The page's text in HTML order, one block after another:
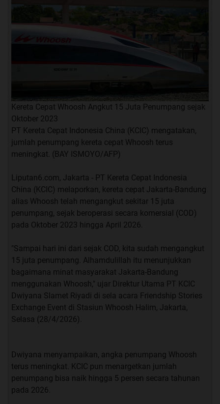
Kereta Cepat Whoosh Angkut 15 Juta Penumpang sejak
Oktober 2023
PT Kereta Cepat Indonesia China (KCIC) mengatakan,
jumlah penumpang kereta cepat Whoosh terus
meningkat. (BAY ISMOYO/AFP)
Liputan6.com, Jakarta - PT Kereta Cepat Indonesia
China (KCIC) melaporkan, kereta cepat Jakarta-Bandung
alias Whoosh telah mengangkut sekitar 15 juta
penumpang, sejak beroperasi secara komersial (COD)
pada Oktober 2023 hingga April 2026.
"Sampai hari ini dari sejak COD, kita sudah mengangkut
15 juta penumpang. Alhamdulillah itu menunjukkan
bagaimana minat masyarakat Jakarta-Bandung
menggunakan Whoosh," ujar Direktur Utama PT KCIC
Dwiyana Slamet Riyadi di sela acara Friendship Stories
Exchange Event di Stasiun Whoosh Halim, Jakarta,
Selasa (28/4/2026).
Dwiyana menyampaikan, angka penumpang Whoosh
terus meningkat. KCIC pun menargetkan jumlah
penumpang bisa naik hingga 5 persen secara tahunan
pada 2026.